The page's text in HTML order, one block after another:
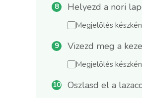
Helyezd a nori
Megjelölés
Vizezd meg a
Megjelölés
Oszlasd el a